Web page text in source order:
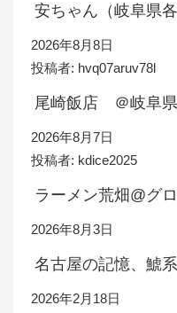
安ちゃん（岐阜県各
2026年8月8日
投稿者: hvq07aruv78l
尾崎飯店 ＠岐阜県
2026年8月7日
投稿者: kdice2025
ラーメン荒畑@グ
2026年8月3日
名古屋の記憶、鯱
2026年2月18日